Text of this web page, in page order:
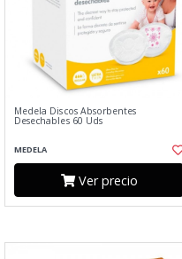
Medela Discos Absorbentes
Desechables 60 Uds
MEDELA
Ver precio